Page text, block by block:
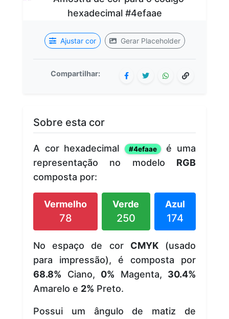
Ajustar cor Gerar Placeholder
Compartilhar:
Sobre esta cor
A cor hexadecimal #4efaae é uma
representação no modelo RGB
composta por:
Vermelho
78
Verde
250
Azul
174
No espaço de cor CMYK(usado
para impressão), é composta por
68.8% Ciano, 0% Magenta, 30.4%
Amarelo e 2% Preto.
Possui um ângulo de matiz de